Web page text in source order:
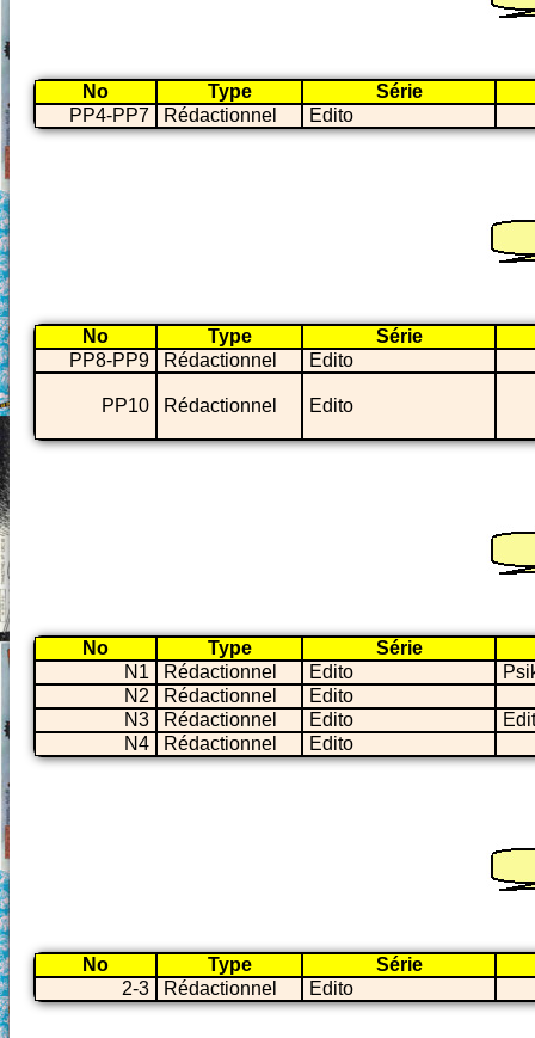
No Type
Série
PP4-PP7
Rédactionnel Edito
No Type
Série
PP8-PP9
Rédactionnel Edito
PP10 Rédactionnel Edito
No Type
Série
N1
Rédactionnel Edito
N2
Rédactionnel
Edito
N3
Rédactionnel Edito
N4
Rédactionnel Edito
No Type
Série
2-3
Rédactionnel Edito